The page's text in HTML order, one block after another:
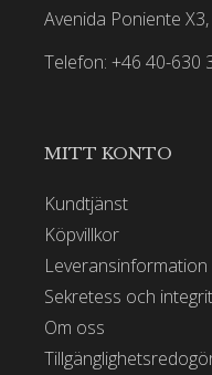
Avenida Poniente
Telefon: +46 40-630
MITT KONTO
Kundtjänst
Köpvillkor
Leveransinformation
Sekretess och
Om oss